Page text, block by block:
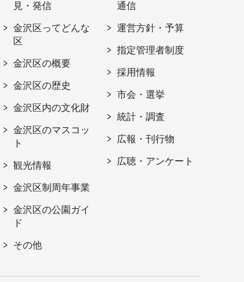
見・発信
金沢区ってどんな
区
金沢区の概要
金沢区の歴史
金沢区内の文化財
金沢区のマスコッ
ト
観光情報
金沢区制周年事業
金沢区の公園ガイ
ド
その他
通信
運営方針・予算
指定管理者制度
採用情報
市会・選挙
統計・調査
広報・刊行物
広聴・アンケート